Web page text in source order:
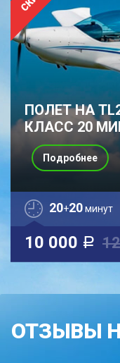
ПОЛЕТ НА
КЛАСС 20
20+20минут
10 000 a
Подробнее
ОТЗЫВЫ